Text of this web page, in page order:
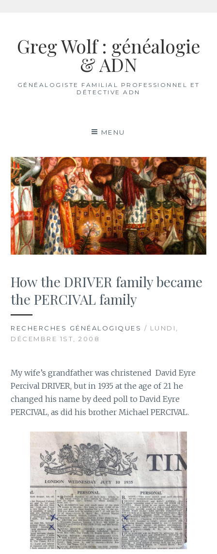
contenuGreg Wolf : généalogie
& ADN
GÉNÉALOGISTE FAMILIAL PROFESSIONNEL ET
DÉTECTIVE ADN
MENU
How the DRIVER family became
the PERCIVAL family
RECHERCHES GÉNÉALOGIQUES / LUNDI,
DÉCEMBRE 1ST, 2008
My wife’s grandfather was christened David Eyre
Percival DRIVER, but in 1935 at the age of 21 he
changed his name by deed poll to David Eyre
PERCIVAL, as did his brother Michael PERCIVAL.